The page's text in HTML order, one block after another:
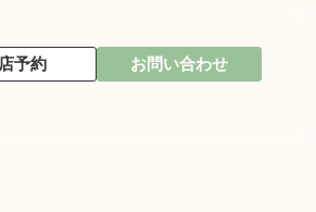
予約 お問い合わせ